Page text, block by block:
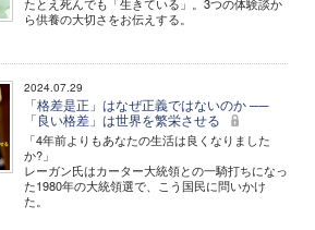
ら供養の大切さをお伝えする。
2024.07.29
「格差是正」はなぜ正義ではないのか ──
「良い格差」は世界を繁栄させる
「4年前よりもあなたの生活は良くなりました
か?」
レーガン氏はカーター大統領との一騎打ちになっ
た1980年の大統領選で、こう国民に問いかけ
た。